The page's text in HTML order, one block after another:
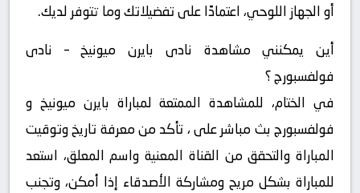
أو الجهاز اللوحي، اعتمادًا على تفضيلاتك وما تتوفر لديك.
أين يمكنني مشاهدة ‎نادى بايرن ميونيخ – نادى
فولفسبورج ؟
في الختام، للمشاهدة الممتعة لمباراة بايرن ميونيخ و
فولفسبورج بث مباشر على ، تأكد من معرفة تاريخ وتوقيت
المباراة والتحقق من القناة المعنية واسم المعلق، استعد
للمباراة بشكل مريح ومشاركة الأصدقاء إذا أمكن، وتجنب